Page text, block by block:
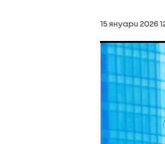
15 януари 2026